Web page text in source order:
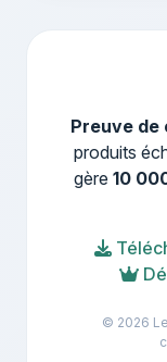
Preuve de
produits
gère 10
© 2026